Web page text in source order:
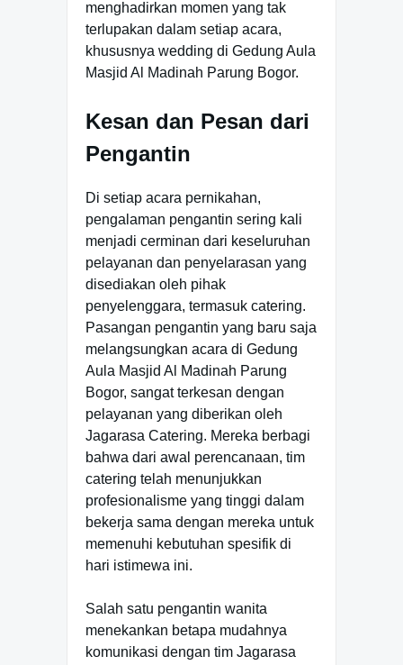
menghadirkan momen yang tak
terlupakan dalam setiap acara,
khususnya wedding di Gedung Aula
Masjid Al Madinah Parung Bogor.
Kesan dan Pesan dari
Pengantin
Di setiap acara pernikahan,
pengalaman pengantin sering kali
menjadi cerminan dari keseluruhan
pelayanan dan penyelarasan yang
disediakan oleh pihak
penyelenggara, termasuk catering.
Pasangan pengantin yang baru saja
melangsungkan acara di Gedung
Aula Masjid Al Madinah Parung
Bogor, sangat terkesan dengan
pelayanan yang diberikan oleh
Jagarasa Catering. Mereka berbagi
bahwa dari awal perencanaan, tim
catering telah menunjukkan
profesionalisme yang tinggi dalam
bekerja sama dengan mereka untuk
memenuhi kebutuhan spesifik di
hari istimewa ini.
Salah satu pengantin wanita
menekankan betapa mudahnya
komunikasi dengan tim Jagarasa